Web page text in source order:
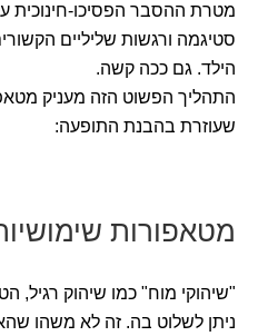
מטרת ההסבר הפסיכו-חינוכית
סטיגמה ורגשות שליליים
הילד. גם ככה קשה.
התהליך הפשוט הזה מעניק
שעוזרת בהבנת התופעה:
מטאפורות
"שיהוקי מוח" כמו שיהוק רגיל,
ניתן לשלוט בה. זה לא משהו